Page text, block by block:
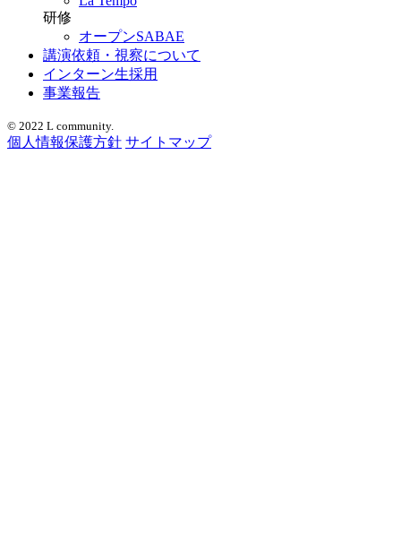
研修
オープンSABAE
講演依頼・視察について
インターン生採用
事業報告
© 2022 L community.
個人情報保護方針 サイトマップ